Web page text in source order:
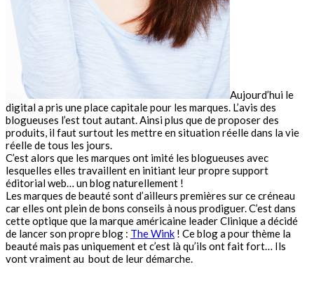
Aujourd’hui le
digital a pris une place capitale pour les marques. L’avis des
blogueuses l’est tout autant. Ainsi plus que de proposer des
produits, il faut surtout les mettre en situation réelle dans la vie
réelle de tous les jours.
C’est alors que les marques ont imité les blogueuses avec
lesquelles elles travaillent en initiant leur propre support
éditorial web… un blog naturellement !
Les marques de beauté sont d’ailleurs premières sur ce créneau
car elles ont plein de bons conseils à nous prodiguer. C’est dans
cette optique que la marque américaine leader Clinique a décidé
de lancer son propre blog : The Wink ! Ce blog a pour thème la
beauté mais pas uniquement et c’est là qu’ils ont fait fort… Ils
vont vraiment au bout de leur démarche.